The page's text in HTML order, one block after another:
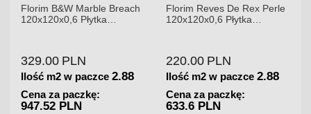
Florim B&W Marble Breach
120x120x0,6 Płytka
329.00 PLN
Ilość m2 w paczce 2.88
Cena za paczkę:
947.52 PLN
Florim Reves De Rex Perle
120x120x0,6 Płytka
220.00 PLN
Ilość m2 w paczce 2.88
Cena za paczkę:
633.6 PLN